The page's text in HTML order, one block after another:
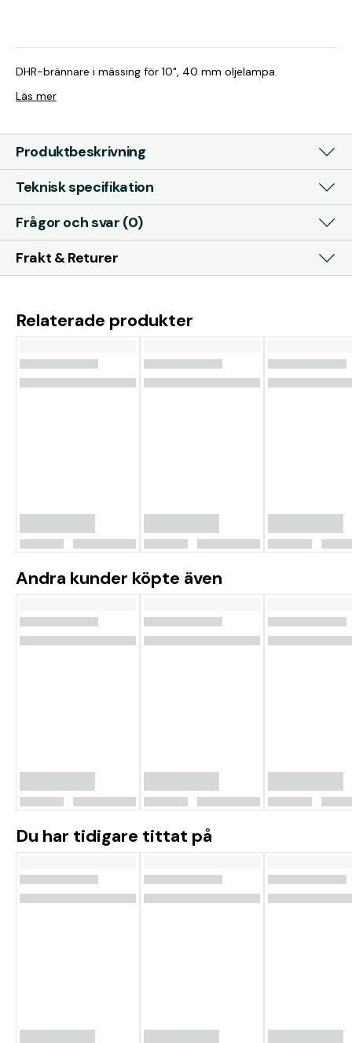
DHR-brännare i mässing för 10", 40 mm oljelampa.
Läs mer
Produktbeskrivning
Teknisk specifikation
Frågor och svar (0)
Frakt & Returer
Relaterade produkter
Andra kunder köpte även
Du har tidigare tittat på